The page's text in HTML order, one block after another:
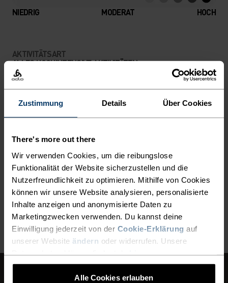
Zustimmung Details Über Cookies
There's more out there
Wir verwenden Cookies, um die reibungslose
Funktionalität der Website sicherzustellen und die
Nutzerfreundlichkeit zu optimieren. Mithilfe von Cookies
können wir unsere Website analysieren, personalisierte
Inhalte anzeigen und anonymisierte Daten zu
Marketingzwecken verwenden. Du kannst deine
Einwilligung jederzeit von der Cookie-Erklärung auf
unserer Website ändern oder widerrufen. Unsere
Alle Cookies erlauben
NIEDRIG MODERAT HOCH
AKTIVITÄTSART
ALLES HOCHINTENSIVE AKTIVITÄTEN
Running
MATERIALEIGENSCHAFTEN
seiner Strapazierfähigkeit, Leichtigkeit und
schnelltrocknenden Eigenschaften hervorragend für
Sportkleidung. Produkte aus Polyamid sind robust und
verschleissfest und haben eine glatte Textur.
ZURÜCK NACH OBEN